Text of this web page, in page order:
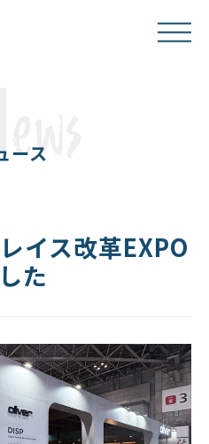
ews
ース
イス改革EXPO
た​​​